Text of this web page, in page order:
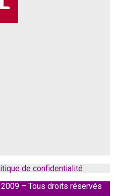
de confidentialité
– Tous droits réservés